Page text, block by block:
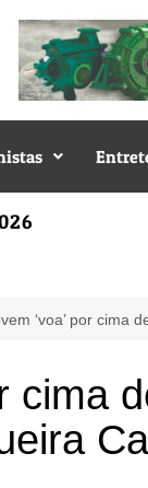
‘voa’ por cima
cima